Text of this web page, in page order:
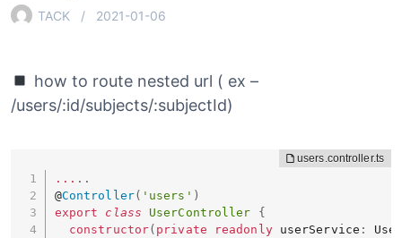
TACK 2021-01-06
how to route nested url ( ex –
/users/:id/subjects/:subjectId)
... . .
@Controller( 'users' )
export
class UserController
{
constructor( private readonly userService :